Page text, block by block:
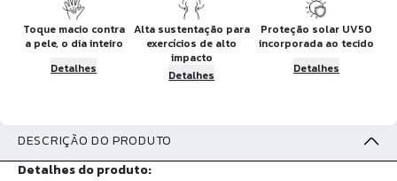
Toque macio contra
a pele, o dia inteiro
Detalhes
Alta sustentação para
exercícios de alto
impacto
Detalhes
Proteção solar UV50
incorporada ao tecido
Detalhes
DESCRIÇÃO DO PRODUTO
Detalhes do produto: